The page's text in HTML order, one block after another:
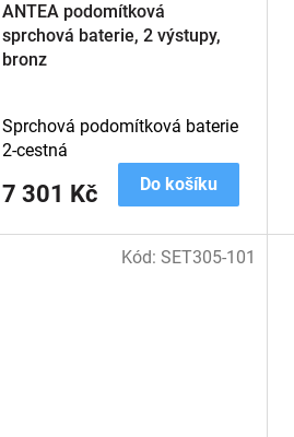
ANTEA podomítková
sprchová baterie, 2 výstupy,
bronz
7 301 Kč Do košíku
Sprchová podomítková baterie
2-cestná
Kód: SET305-101